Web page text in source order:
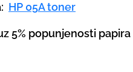
HP 05A toner
5% popunjenosti papira